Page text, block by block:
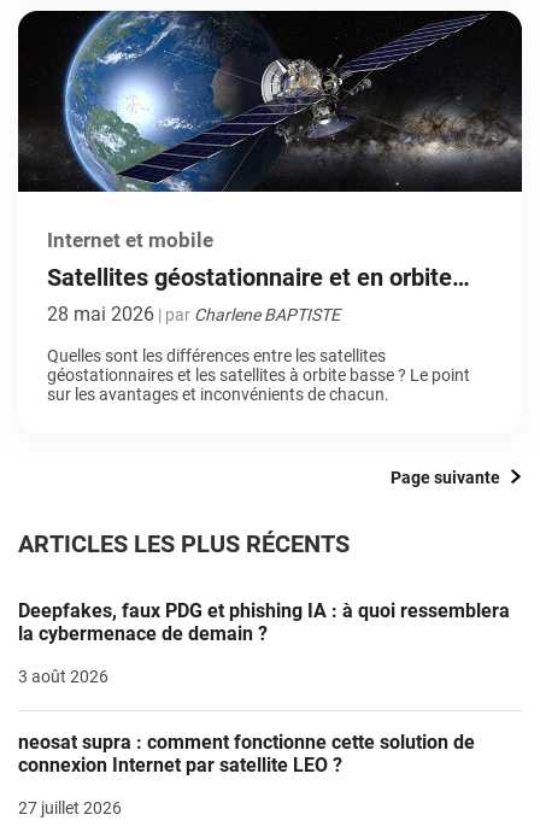
d’événement, une panne ou […]
Internet et mobile
Satellites géostationnaire et en orbite
basse : quelles différences ?
28 mai 2026 | par Charlene BAPTISTE
Quelles sont les différences entre les satellites
géostationnaires et les satellites à orbite basse ? Le point
sur les avantages et inconvénients de chacun.
Page suivante
ARTICLES LES PLUS RÉCENTS
Deepfakes, faux PDG et phishing IA : à quoi ressemblera
la cybermenace de demain ?
3 août 2026
neosat supra : comment fonctionne cette solution de
connexion Internet par satellite LEO ?
27 juillet 2026